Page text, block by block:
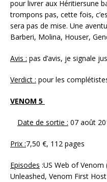
pour livrer aux Héritiersune
trompons pas, cette fois,
sera pas de mise. Une
Barberi, Molina, Houser,
Avis : pas d’avis, je signale
Verdict : pour les
VENOM 5
Date de sortie : 07 août
Prix :7,50 €, 112 pages
Episodes :US Web of
Unleashed, Venom First